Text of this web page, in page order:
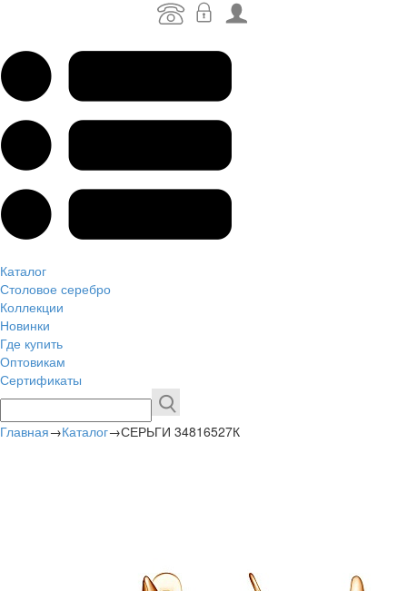
Каталог
Столовое серебро
Коллекции
Новинки
Где купить
Оптовикам
Сертификаты
Главная→Каталог→СЕРЬГИ 34816527К